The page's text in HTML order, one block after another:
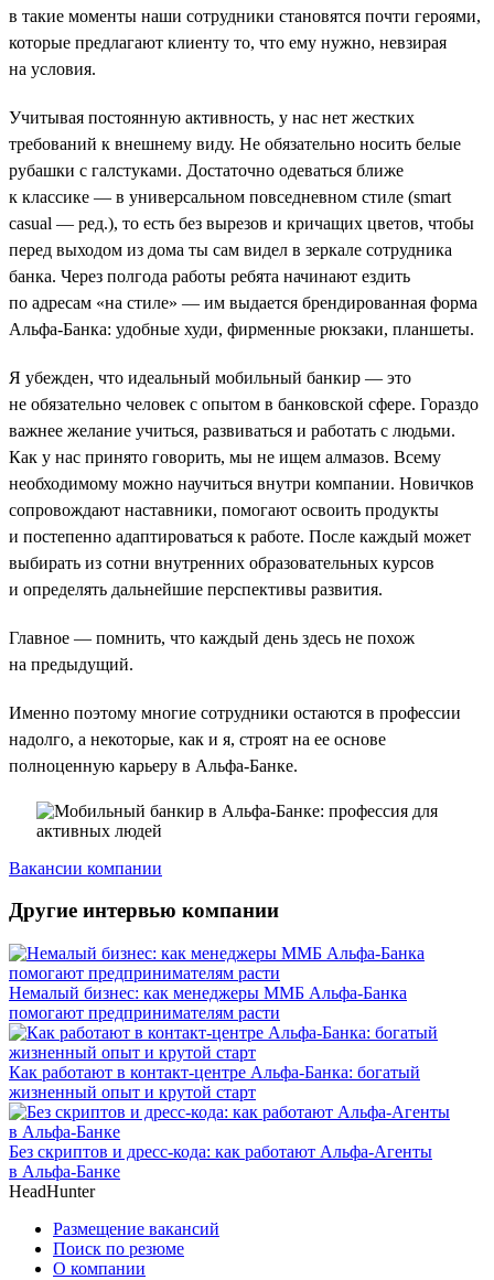
в такие моменты наши сотрудники становятся почти героями,
которые предлагают клиенту то, что ему нужно, невзирая
на условия.
Учитывая постоянную активность, у нас нет жестких
требований к внешнему виду. Не обязательно носить белые
рубашки с галстуками. Достаточно одеваться ближе
к классике — в универсальном повседневном стиле (smart
casual — ред.), то есть без вырезов и кричащих цветов, чтобы
перед выходом из дома ты сам видел в зеркале сотрудника
банка. Через полгода работы ребята начинают ездить
по адресам «на стиле» — им выдается брендированная форма
Альфа-Банка: удобные худи, фирменные рюкзаки, планшеты.
Я убежден, что идеальный мобильный банкир — это
не обязательно человек с опытом в банковской сфере. Гораздо
важнее желание учиться, развиваться и работать с людьми.
Как у нас принято говорить, мы не ищем алмазов. Всему
необходимому можно научиться внутри компании. Новичков
сопровождают наставники, помогают освоить продукты
и постепенно адаптироваться к работе. После каждый может
выбирать из сотни внутренних образовательных курсов
и определять дальнейшие перспективы развития.
Главное — помнить, что каждый день здесь не похож
на предыдущий.
Именно поэтому многие сотрудники остаются в профессии
надолго, а некоторые, как и я, строят на ее основе
полноценную карьеру в Альфа-Банке.
Вакансии компании
Другие интервью компании
Немалый бизнес: как менеджеры ММБ Альфа-Банка
помогают предпринимателям расти
Как работают в контакт-центре Альфа-Банка: богатый
жизненный опыт и крутой старт
Без скриптов и дресс-кода: как работают Альфа-Агенты
в Альфа-Банке
HeadHunter
Размещение вакансий
Поиск по резюме
О компании